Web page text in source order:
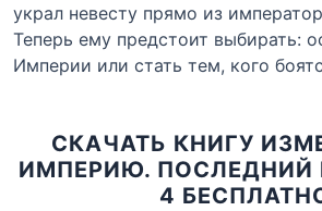
украл невесту прямо из
Теперь ему предстоит выбирать:
Империи или стать тем, кого
СКАЧАТЬ КНИГУ
ИМПЕРИЮ. ПОСЛЕДНИЙ
4